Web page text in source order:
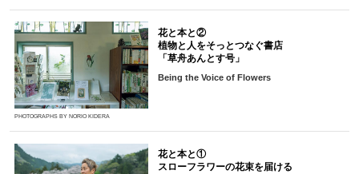
PHOTOGRAPHS BY NORIO KIDERA
花と本と②
植物と人をそっとつなぐ書店
「草舟あんとす号」
Being the Voice of Flowers
花と本と①
スローフラワーの花束を届ける